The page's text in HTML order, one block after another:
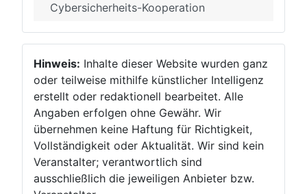
Cybersicherheits-Kooperation
Hinweis: Inhalte dieser Website wurden ganz
oder teilweise mithilfe künstlicher Intelligenz
erstellt oder redaktionell bearbeitet. Alle
Angaben erfolgen ohne Gewähr. Wir
übernehmen keine Haftung für Richtigkeit,
Vollständigkeit oder Aktualität. Wir sind kein
Veranstalter; verantwortlich sind
ausschließlich die jeweiligen Anbieter bzw.